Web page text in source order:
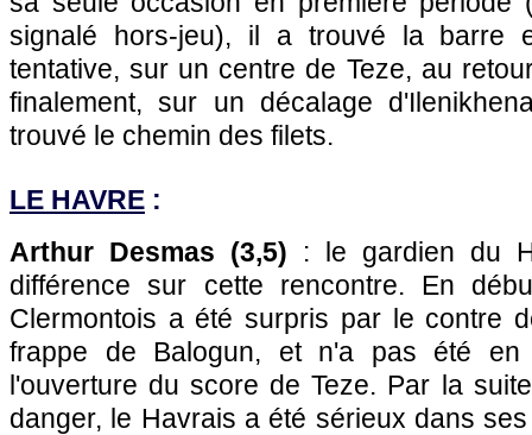
signalé hors-jeu), il a trouvé la barre
tentative, sur un centre de Teze, au
finalement, sur un décalage
trouvé le chemin des filets.
LE HAVRE :
Arthur Desmas (3,5) : le gardien du
différence sur cette rencontre. En
Clermontois a été surpris par le contre
frappe de Balogun, et n'a pas été en
l'ouverture du score de Teze. Par la
danger, le Havrais a été sérieux dans